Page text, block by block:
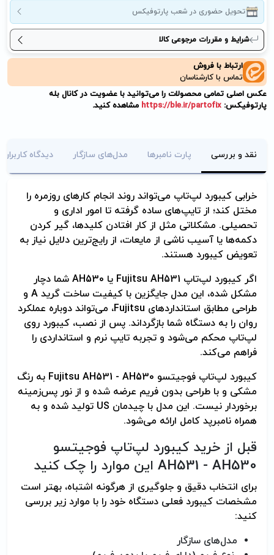
تحویل حضوری در شعب پارتوفیکس
شرایط و مقررات مرجوعی کالا
ارتباط با فروش
تماس با کارشناسان
عکس اصلی تمامی محصولات را می‌توانید با عضویت در کانال بله
پارتوفیکس: https://ble.ir/partofix مشاهده کنید.
نقد و بررسی پارت نامبرها مدل‌های سازگار دیدگاه کاربران
خرابی کیبورد لپ‌تاپ می‌تواند روند انجام کارهای روزمره را
مختل کند؛ از تایپ‌های ساده گرفته تا امور اداری و
تحصیلی. مشکلاتی مثل از کار افتادن کلیدها، گیر کردن
دکمه‌ها یا آسیب ناشی از مایعات، از رایج‌ترین دلایل نیاز به
تعویض کیبورد هستند.
اگر کیبورد لپ‌تاپ Fujitsu AH531 یا AH530 شما دچار
مشکل شده، این مدل جایگزین با کیفیت ساخت گرید A و
طراحی مطابق استانداردهای Fujitsu، می‌تواند دوباره عملکرد
روان را به دستگاه شما بازگرداند. پس از نصب، کیبورد روی
لپ‌تاپ محکم می‌شود و تجربه تایپ نرم و استانداردی را
فراهم می‌کند.
کیبورد لپ‌تاپ فوجیتسو Fujitsu AH531 - AH530 به رنگ
مشکی و با طراحی بدون فریم عرضه شده و از نور پس‌زمینه
برخوردار نیست. این مدل با چیدمان US تولید شده و به
همراه نامبرپد کامل ارائه می‌شود.
قبل از خرید کیبورد لپ‌تاپ فوجیتسو
AH531 - AH530 این موارد را چک کنید
برای انتخاب دقیق و جلوگیری از هرگونه اشتباه، بهتر است
مشخصات کیبورد فعلی دستگاه خود را با موارد زیر بررسی
کنید:
مدل‌های سازگار